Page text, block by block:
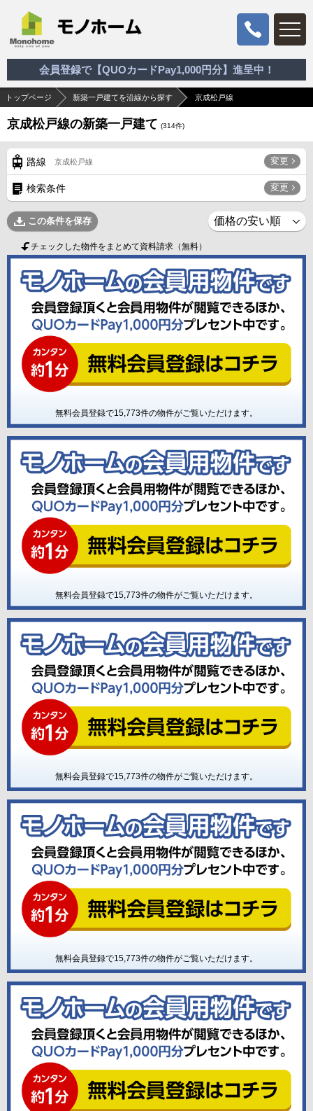
会員登録で【QUOカードPay1,000円分】進呈中！
トップページ 新築一戸建てを沿線から探す 京成松戸線
京成松戸線の新築一戸建て (314件)
路線 京成松戸線 変更
検索条件 変更
この条件を保存
チェックした物件をまとめて資料請求（無料）
無料会員登録で15,773件の物件がご覧いただけます。
無料会員登録で15,773件の物件がご覧いただけます。
無料会員登録で15,773件の物件がご覧いただけます。
無料会員登録で15,773件の物件がご覧いただけます。